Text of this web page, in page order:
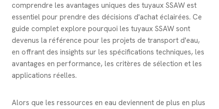
comprendre les avantages uniques des tuyaux SSAW est
essentiel pour prendre des décisions d'achat éclairées. Ce
guide complet explore pourquoi les tuyaux SSAW sont
devenus la référence pour les projets de transport d'eau,
en offrant des insights sur les spécifications techniques, les
avantages en performance, les critères de sélection et les
applications réelles.
Alors que les ressources en eau deviennent de plus en plus